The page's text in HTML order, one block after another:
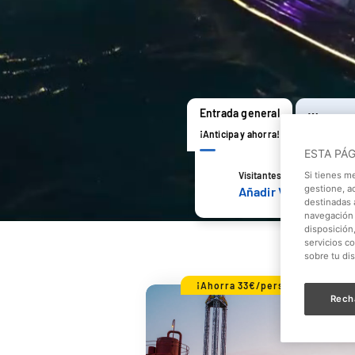
Entrada general
¡Anticipa y ahorra!
Warner
Visitantes
Añadir Visitantes
¡Ahorra 33€/persona!
ESTA
Si tienes
gestione,
destinadas
servicios
sobre tu